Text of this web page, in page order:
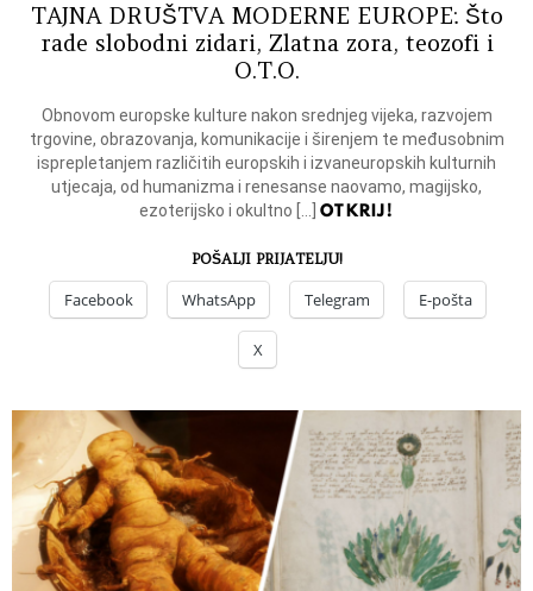
TAJNA DRUŠTVA MODERNE EUROPE: Što
rade slobodni zidari, Zlatna zora, teozofi i
O.T.O.
Obnovom europske kulture nakon srednjeg vijeka, razvojem
trgovine, obrazova­nja, komunikacije i širenjem te međusobnim
isprepletanjem različitih europskih i izvaneuropskih kulturnih
utjecaja, od humanizma i renesanse naovamo, ma­gijsko,
ezoterijsko i okultno […] OTKRIJ!
POŠALJI PRIJATELJU!
Facebook WhatsApp Telegram E-pošta
X